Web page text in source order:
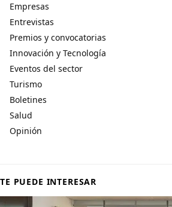
Empresas
Entrevistas
Premios y convocatorias
Innovación y Tecnología
Eventos del sector
Turismo
Boletines
Salud
Opinión
TE PUEDE INTERESAR